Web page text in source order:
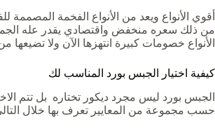
أقوي الأنواع ويعد من الأنواع الفخمة المصممة
من ذلك سعره منخفض واقتصادي يقدر عله
الأنواع خصومات كبيرة انتهزها الآن ولا تضيعها
كيفية اختيار الجبس بورد المناسب لك
الجبس بورد ليس مجرد ديكور تختاره بل تتم
حسب مجموعة من المعايير تعرف بها خلال